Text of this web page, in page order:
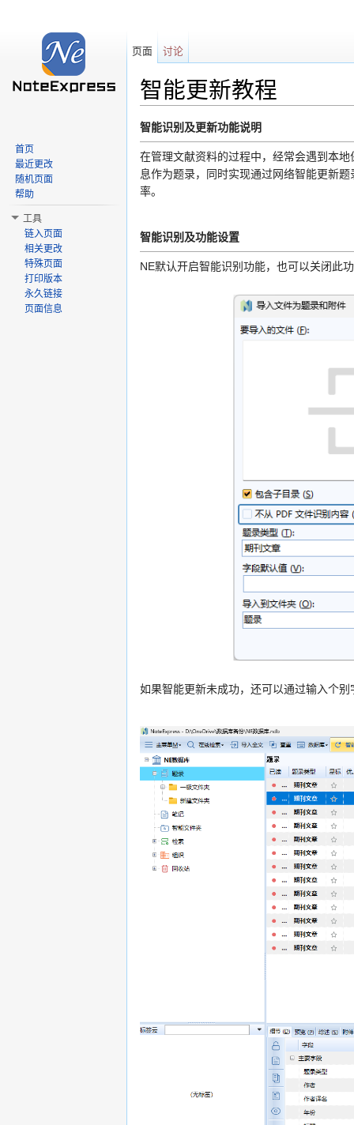
智能更新教程
智能识别及更新功能说明
在管理文献资料的过程中，经常会遇到本
息作为题录，同时实现通过网络智能更新
率。
智能识别及功能设置
NE默认开启智能识别功能，也可以关闭此
如果智能更新未成功，还可以通过输入个别
页面 讨论
首页
最近更改
随机页面
帮助
工具
链入页面
相关更改
特殊页面
打印版本
永久链接
页面信息